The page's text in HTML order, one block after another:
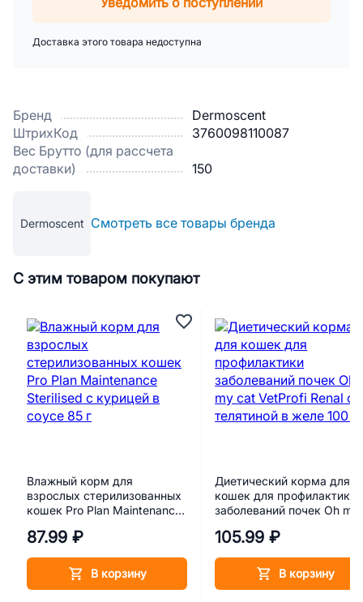
Бренд
Dermoscent
ШтрихКод
3760098110087
Вес Брутто (для рассчета
доставки)
150
Dermoscent Смотреть все товары бренда
Уведомить о поступлении
Доставка этого товара недоступна
С этим товаром покупают
Влажный корм для
взрослых стерилизованных
кошек Pro Plan Maintenance
85 г
87.99 ₽
В корзину
Диетический корма для
кошек для профилактики
заболеваний почек Oh my
телятиной в желе 100 г
105.99 ₽
В корзину